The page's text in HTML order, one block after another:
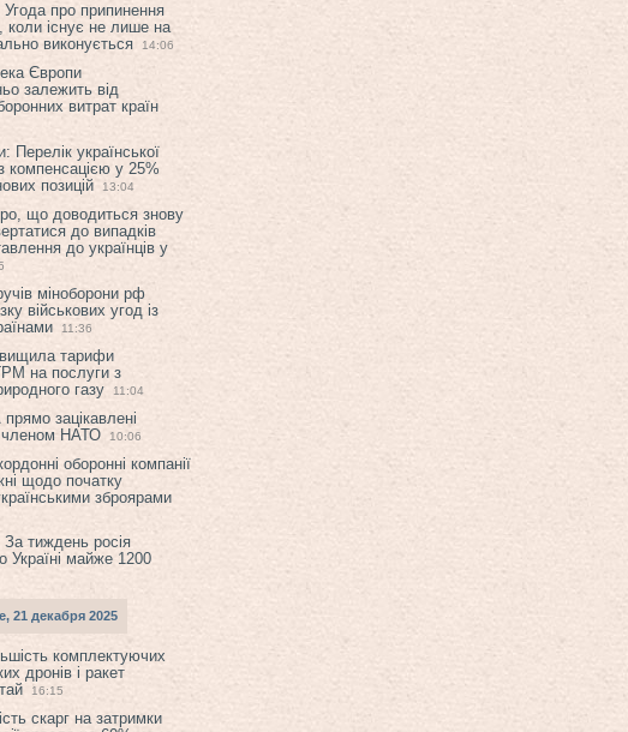
про припинення
коли існує не лише на
виконується
14:06
Європи
залежить від
витрат країн
Перелік української
компенсацією у 25%
позицій
13:04
що доводиться знову
до випадків
до українців у
міноборони рф
військових угод із
11:36
тарифи
на послуги з
газу
11:04
зацікавлені
членом НАТО
10:06
оборонні компанії
щодо початку
зброярами
тиждень росія
Україні майже 1200
21 декабря 2025
комплектуючих
дронів і ракет
16:15
скарг на затримки